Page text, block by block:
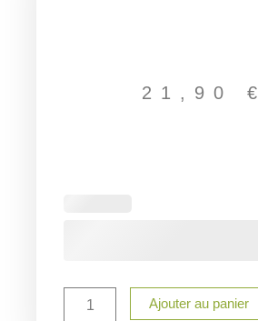
21,90 €
Mamie
Ajouter au panier